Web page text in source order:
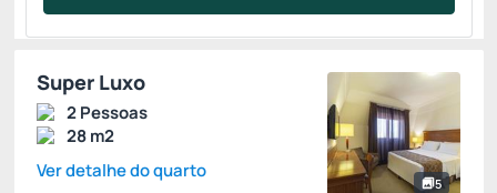
5
Super Luxo
2 Pessoas
28 m2
Ver detalhe do quarto